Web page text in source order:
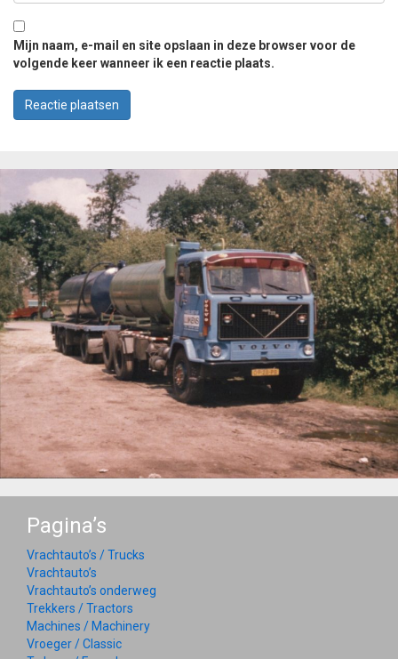
Mijn naam, e-mail en site opslaan in deze browser voor de
volgende keer wanneer ik een reactie plaats.
Pagina’s
Vrachtauto’s / Trucks
Vrachtauto’s
Vrachtauto’s onderweg
Trekkers / Tractors
Machines / Machinery
Vroeger / Classic